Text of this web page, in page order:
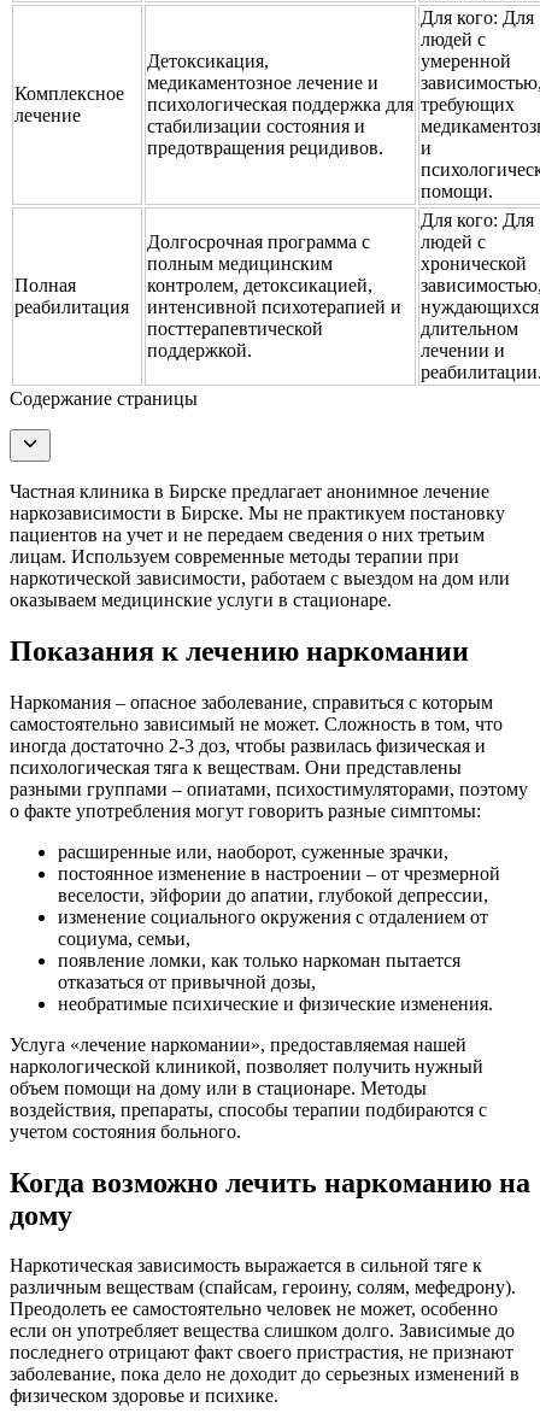
Комплексное
лечение
Детоксикация,
медикаментозное лечение и
психологическая поддержка для
стабилизации состояния и
предотвращения рецидивов.
Для кого: Для
людей с
умеренной
требующих
и
помощи.
Полная
реабилитация
Долгосрочная программа с
полным медицинским
контролем, детоксикацией,
интенсивной психотерапией и
посттерапевтической
поддержкой.
Для кого: Для
людей с
хронической
длительном
лечении и
Содержание страницы
Частная клиника в Бирске предлагает анонимное лечение
наркозависимости в Бирске. Мы не практикуем постановку
пациентов на учет и не передаем сведения о них третьим
лицам. Используем современные методы терапии при
наркотической зависимости, работаем с выездом на дом или
оказываем медицинские услуги в стационаре.
Показания к лечению наркомании
Наркомания – опасное заболевание, справиться с которым
самостоятельно зависимый не может. Сложность в том, что
иногда достаточно 2-3 доз, чтобы развилась физическая и
психологическая тяга к веществам. Они представлены
разными группами – опиатами, психостимуляторами, поэтому
о факте употребления могут говорить разные симптомы:
расширенные или, наоборот, суженные зрачки,
постоянное изменение в настроении – от чрезмерной
веселости, эйфории до апатии, глубокой депрессии,
изменение социального окружения с отдалением от
социума, семьи,
появление ломки, как только наркоман пытается
отказаться от привычной дозы,
необратимые психические и физические изменения.
Услуга «лечение наркомании», предоставляемая нашей
наркологической клиникой, позволяет получить нужный
объем помощи на дому или в стационаре. Методы
воздействия, препараты, способы терапии подбираются с
учетом состояния больного.
Когда возможно лечить наркоманию на
дому
Наркотическая зависимость выражается в сильной тяге к
различным веществам (спайсам, героину, солям, мефедрону).
Преодолеть ее самостоятельно человек не может, особенно
если он употребляет вещества слишком долго. Зависимые до
последнего отрицают факт своего пристрастия, не признают
заболевание, пока дело не доходит до серьезных изменений в
физическом здоровье и психике.